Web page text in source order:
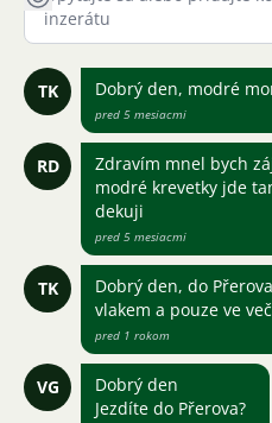
TK Dobrý den, modré
pred 5 mesiacmi
RD
Zdravím mnel bych
modré krevetky jde
dekuji
pred 5 mesiacmi
TK
Dobrý den, do
vlakem a pouze ve
pred 1 rokom
VG
Dobrý den
Jezdíte do Přerova?